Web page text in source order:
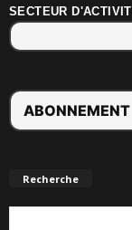
SECTEUR
Recherche